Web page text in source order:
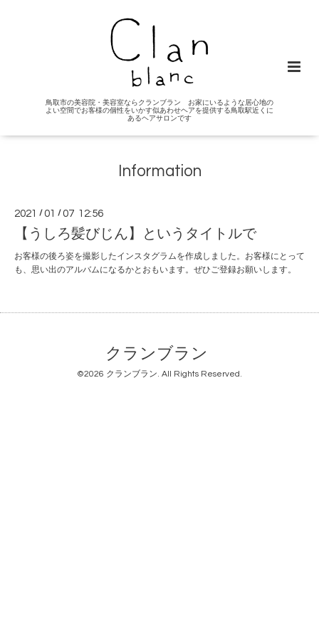
鳥取市の美容院・美容室ならクランブラン お家にいるような居心地の
よい空間でお客様の個性をいかす似あわせヘアを提供する鳥取駅近くに
あるヘアサロンです
Information
2021 /01 /07 12:56
【うしろ髪びじん】というタイトルで
お客様の後ろ姿を撮影したインスタグラムを作成しました。お客様にとって
も、思い出のアルバムになるかとおもいます。ぜひご登録お願いします。
クランブラン
©2026 クランブラン. All Rights Reserved.